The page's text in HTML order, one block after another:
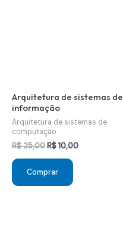
Arquitetura de sistemas de
informação
Arquitetura de sistemas de
computação
R$25,00O
original
era:
R$ 25,00.
R$10,00O
Comprar